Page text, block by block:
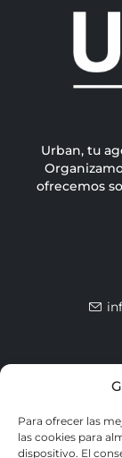
Para ofrecer las
las cookies para
dispositivo. El
Urban, tu
ofrecemos